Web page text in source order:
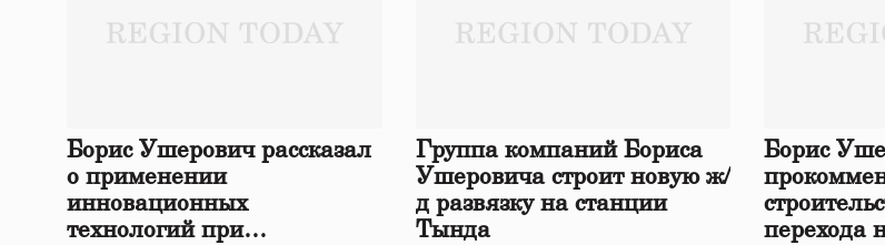
Борис Ушерович рассказал
о применении
инновационных
технологий при
Группа компаний Бориса
Ушеровича строит новую ж/
д развязку на станции
Тында
Борис
перехода